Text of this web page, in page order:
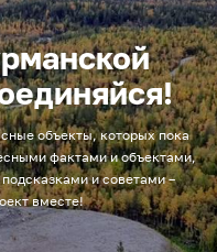
объекты, которых пока
фактами и объектами,
и советами –
вместе!